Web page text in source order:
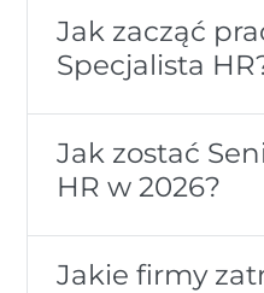
Jak zacząć
Specjalista
Jak zostać
HR w 2026?
Jakie firmy